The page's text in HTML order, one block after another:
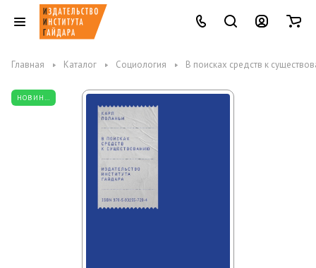
Главная Каталог Социология В поисках средств к
НОВИНКА